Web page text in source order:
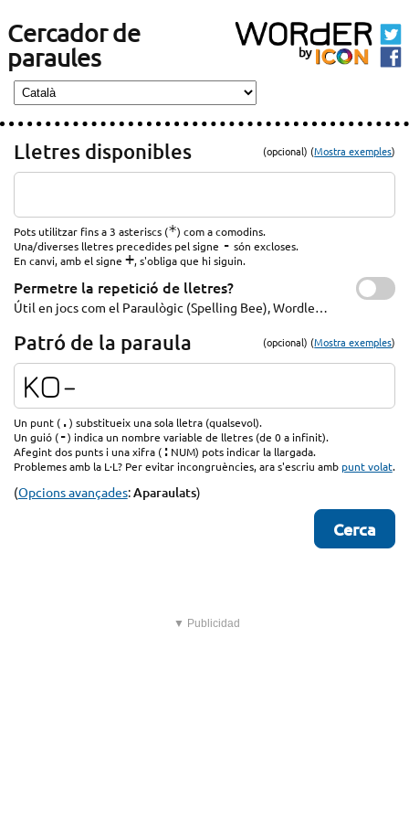
Cercador de
paraules
Lletres disponibles (opcional) (Mostra exemples)
Pots utilitzar fins a 3 asteriscs (*) com a comodins.
Una/diverses lletres precedides pel signe - són excloses.
En canvi, amb el signe +, s'obliga que hi siguin.
Permetre la repetició de lletres?
Útil en jocs com el Paraulògic (Spelling Bee), Wordle…
Patró de la paraula (opcional) (Mostra exemples)
Un punt (.) substitueix una sola lletra (qualsevol).
Un guió (-) indica un nombre variable de lletres (de 0 a infinit).
Afegint dos punts i una xifra (: NUM) pots indicar la llargada.
Problemes amb la L·L? Per evitar incongruències, ara s'escriu amb punt volat.
(Opcions avançades:Aparaulats)
▼ Publicidad